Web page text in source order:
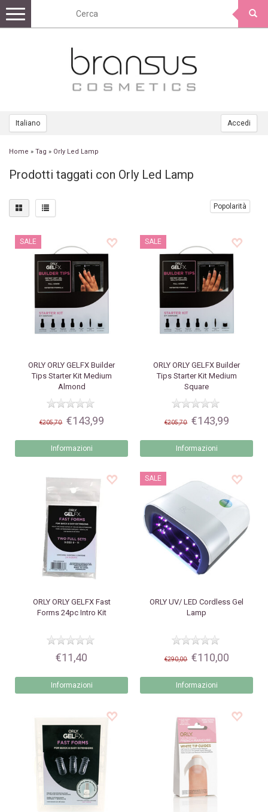
Italiano Accedi
Toggle
navigation
Home » Tag » Orly Led Lamp
Prodotti taggati con Orly Led Lamp
Popolarità
SALE
ORLY ORLY GELFX Builder
Tips Starter Kit Medium
Almond
€205,70 €143,99
Informazioni
SALE
ORLY ORLY GELFX Builder
Tips Starter Kit Medium
Square
€205,70 €143,99
Informazioni
ORLYORLY GELFX Fast
Forms 24pc Intro Kit
€11,40
Informazioni
SALE
ORLY UV/ LED Cordless Gel
Lamp
€290,00 €110,00
Informazioni